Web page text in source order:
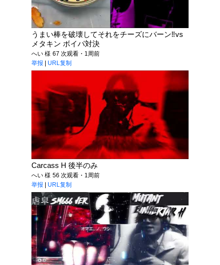
うまい棒を破壊してそれをチーズにバーン‼️vs
メタキン ボイパ対決
へい 様 67 次观看・1周前
举报
URL复制
Carcass H 後半のみ
へい 様 56 次观看・1周前
举报
URL复制